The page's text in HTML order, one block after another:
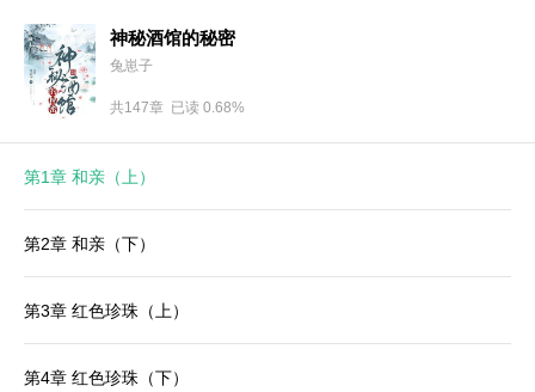
神秘酒馆的秘密
兔崽子
共147章 已读 0.68%
第1章 和亲（上）
第2章 和亲（下）
第3章 红色珍珠（上）
第4章 红色珍珠（下）